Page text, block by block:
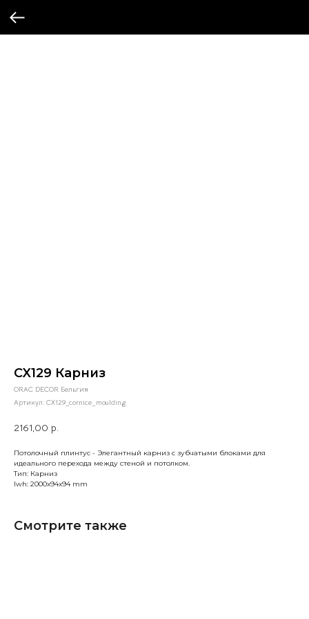
CX129 Карниз
ORAC DECOR Бельгия
Артикул: CX129_cornice_moulding
2161,00 р.
Потолочный плинтус - Элегантный карниз с зубчатыми блоками для
идеального перехода между стеной и потолком.
Тип: Карниз
lwh: 2000x94x94 mm
Смотрите также